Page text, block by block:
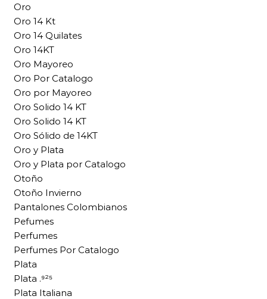
Oro
Oro 14 Kt
Oro 14 Quilates
Oro 14KT
Oro Mayoreo
Oro Por Catalogo
Oro por Mayoreo
Oro Solido 14 KT
Oro Solido 14 KT
Oro Sólido de 14KT
Oro y Plata
Oro y Plata por Catalogo
Otoño
Otoño Invierno
Pantalones Colombianos
Pefumes
Perfumes
Perfumes Por Catalogo
Plata
Plata .⁹²⁵
Plata Italiana